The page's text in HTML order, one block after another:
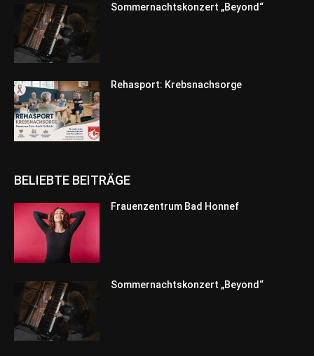
Sommernachtskonzert „Beyond“
Rehasport: Krebsnachsorge
BELIEBTE BEITRÄGE
Frauenzentrum Bad Honnef
Sommernachtskonzert „Beyond“